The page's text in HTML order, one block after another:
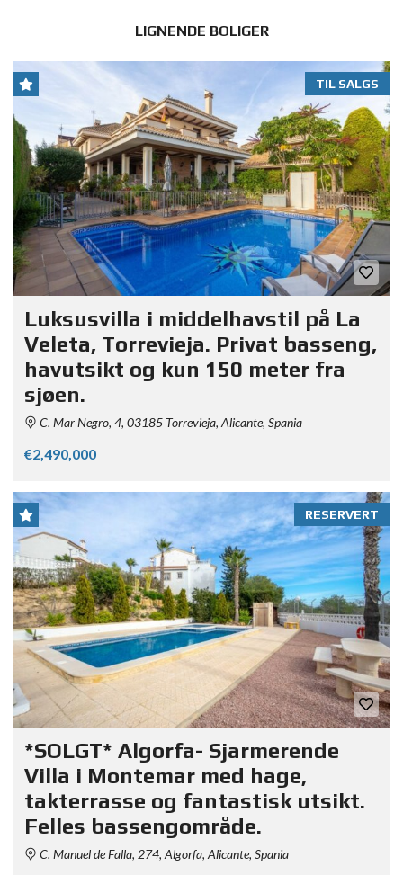
LIGNENDE BOLIGER
TIL SALGS
Luksusvilla i middelhavstil på La
Veleta, Torrevieja. Privat basseng,
havutsikt og kun 150 meter fra
sjøen.
C. Mar Negro, 4, 03185 Torrevieja, Alicante, Spania
€2,490,000
RESERVERT
*SOLGT* Algorfa- Sjarmerende
Villa i Montemar med hage,
takterrasse og fantastisk utsikt.
Felles bassengområde.
C. Manuel de Falla, 274, Algorfa, Alicante, Spania